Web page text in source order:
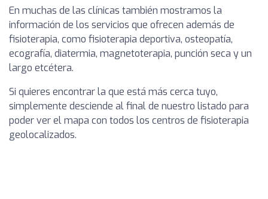
En muchas de las clínicas también mostramos la
información de los servicios que ofrecen además de
fisioterapia, como fisioterapia deportiva, osteopatía,
ecografía, diatermia, magnetoterapia, punción seca y un
largo etcétera.
Si quieres encontrar la que está más cerca tuyo,
simplemente desciende al final de nuestro listado para
poder ver el mapa con todos los centros de fisioterapia
geolocalizados.